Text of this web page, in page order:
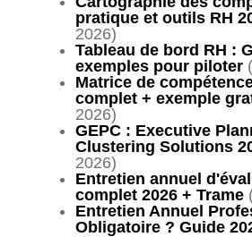
pratique et outils RH
2026)
Tableau de bord RH :
exemples pour piloter
Matrice de
complet + exemple
2026)
GEPC : Executive
Clustering Solutions
2026)
Entretien annuel
complet 2026 + Trame
Entretien Annuel
Obligatoire ? Guide